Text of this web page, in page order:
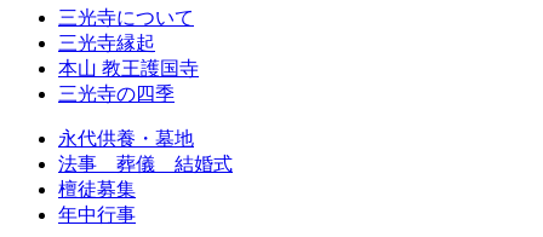
三光寺について
三光寺縁起
本山 教王護国寺
三光寺の四季
永代供養・墓地
法事 葬儀 結婚式
檀徒募集
年中行事